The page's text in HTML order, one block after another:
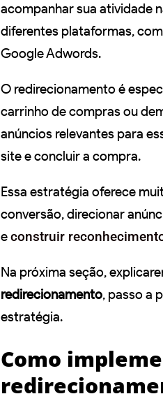
acompanhar sua atividade
diferentes plataformas,
Google Adwords.
O redirecionamento é
carrinho de compras ou
anúncios relevantes para
site e concluir a compra.
Essa estratégia oferece
conversão, direcionar
econstruir
Na próxima seção,
redirecionamento, passo a
estratégia.
Como